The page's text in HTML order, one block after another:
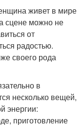
живет в мире
сцене можно не
от
радостью.
своего рода
в
несколько вещей,
энергии:
приготовление